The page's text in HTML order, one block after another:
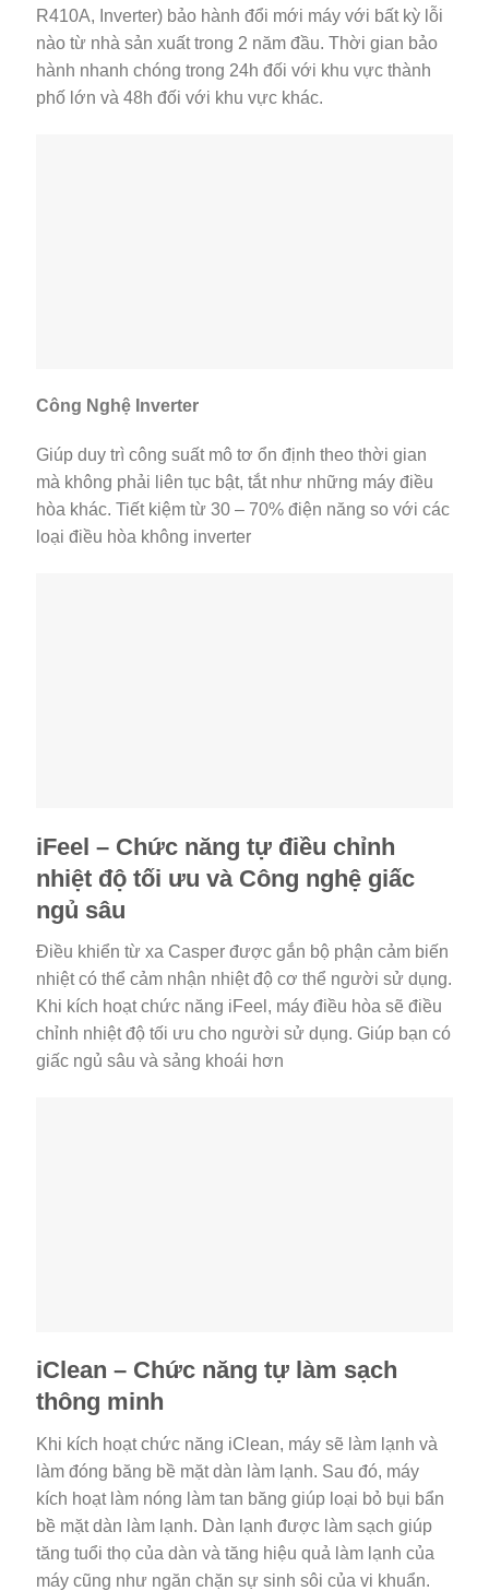
R410A, Inverter) bảo hành đổi mới máy với bất kỳ lỗi
nào từ nhà sản xuất trong 2 năm đầu. Thời gian bảo
hành nhanh chóng trong 24h đối với khu vực thành
phố lớn và 48h đối với khu vực khác.
Công Nghệ Inverter
Giúp duy trì công suất mô tơ ổn định theo thời gian
mà không phải liên tục bật, tắt như những máy điều
hòa khác. Tiết kiệm từ 30 – 70% điện năng so với các
loại điều hòa không inverter
iFeel – Chức năng tự điều chỉnh
nhiệt độ tối ưu và Công nghệ giấc
ngủ sâu
Điều khiển từ xa Casper được gắn bộ phận cảm biến
nhiệt có thể cảm nhận nhiệt độ cơ thể người sử dụng.
Khi kích hoạt chức năng iFeel, máy điều hòa sẽ điều
chỉnh nhiệt độ tối ưu cho người sử dụng. Giúp bạn có
giấc ngủ sâu và sảng khoái hơn
iClean – Chức năng tự làm sạch
thông minh
Khi kích hoạt chức năng iClean, máy sẽ làm lạnh và
làm đóng băng bề mặt dàn làm lạnh. Sau đó, máy
kích hoạt làm nóng làm tan băng giúp loại bỏ bụi bẩn
bề mặt dàn làm lạnh. Dàn lạnh được làm sạch giúp
tăng tuổi thọ của dàn và tăng hiệu quả làm lạnh của
máy cũng như ngăn chặn sự sinh sôi của vi khuẩn.